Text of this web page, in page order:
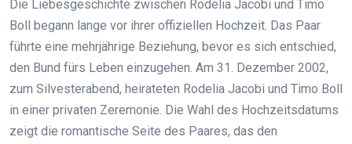
Die Liebesgeschichte zwischen Rodelia Jacobi und Timo
Boll begann lange vor ihrer offiziellen Hochzeit. Das Paar
führte eine mehrjährige Beziehung, bevor es sich entschied,
den Bund fürs Leben einzugehen. Am 31. Dezember 2002,
zum Silvesterabend, heirateten Rodelia Jacobi und Timo Boll
in einer privaten Zeremonie. Die Wahl des Hochzeitsdatums
zeigt die romantische Seite des Paares, das den